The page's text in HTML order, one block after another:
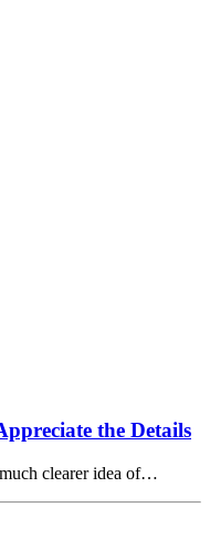
the Details
clearer idea of…